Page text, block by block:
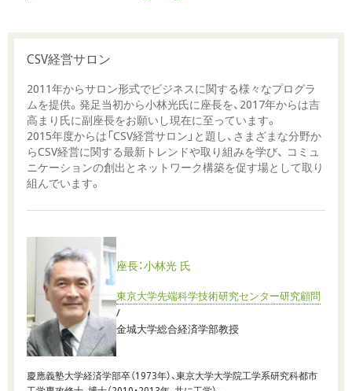
CSV経営サロン
2011年からサロン形式でビジネスに関する様々なプログラ
ムを提供。発足当初から小林光氏に座長を、2017年からは吉
高まり氏に副座長をお願いし現在に至っています。
2015年度からは「CSV経営サロン」と題し、さまざまな分野か
らCSV経営に関する最新トレンドや取り組みを学び、 コミュ
ニケーションの創出とネットワーク構築を促す場として取り
組んでいます。
座長：小林光 氏
東京大学先端科学技術研究センター研究顧問
/
金城大学総合経済学部教授
慶應義塾大学経済学部卒（1973年）、東京大学大学院工学系研究科都市